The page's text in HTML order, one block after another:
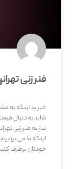
فنر زنی
خبر بد اینکه به
شاید به دنبال
نیاز به فنر زنی
اینکه ما می
خودتان برطرف